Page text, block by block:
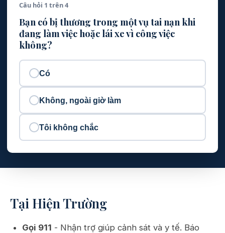
Câu hỏi 1 trên 4
Bạn có bị thương trong một vụ tai nạn khi
đang làm việc hoặc lái xe vì công việc
không?
Có
Không, ngoài giờ làm
Tôi không chắc
Tại Hiện Trường
Gọi 911 - Nhận trợ giúp cảnh sát và y tế. Báo